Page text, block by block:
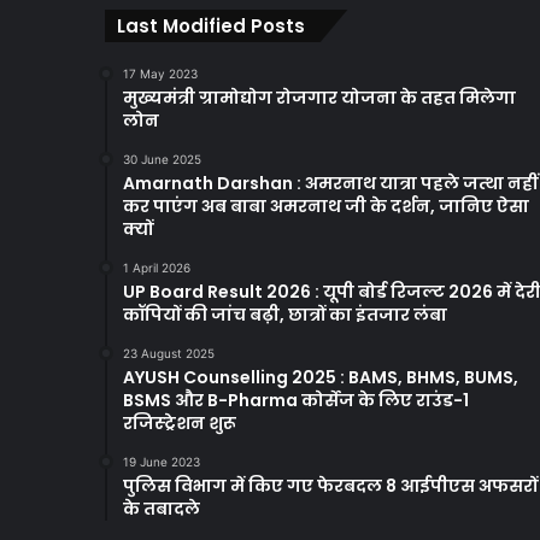
Last Modified Posts
17 May 2023
मुख्यमंत्री ग्रामोद्योग रोजगार योजना के तहत मिलेगा
लोन
30 June 2025
Amarnath Darshan : अमरनाथ यात्रा पहले जत्था नहीं
कर पाएंग अब बाबा अमरनाथ जी के दर्शन, जानिए ऐसा
क्यों
1 April 2026
UP Board Result 2026 : यूपी बोर्ड रिजल्ट 2026 में
कॉपियों की जांच बढ़ी, छात्रों का इंतजार लंबा
23 August 2025
AYUSH Counselling 2025 : BAMS, BHMS, BUMS,
BSMS और B-Pharma कोर्सेज के लिए राउंड-1
रजिस्ट्रेशन शुरू
19 June 2023
पुलिस विभाग में किए गए फेरबदल 8 आईपीएस अफसरों
के तबादले